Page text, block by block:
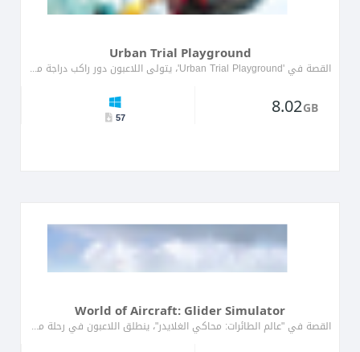
Urban Trial Playground
القصة في 'Urban Trial Playground'، يتولى اللاعبون دور راكب دراجة ماهر يتنقل عبر منظر حضري نابض مليء بالعقبات والتحديات. ...
57
8.02GB
World of Aircraft: Glider Simulator
القصة في "عالم الطائرات: محاكي الغلايدر"، ينطلق اللاعبون في رحلة مثيرة عبر السماء، متقنين فن الطيران. تد...